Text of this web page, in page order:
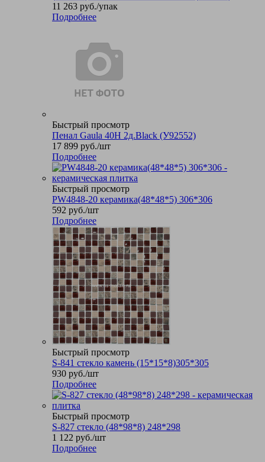
11 263 руб./упак
Подробнее
Быстрый просмотр
Пенал Gaula 40Н 2д.Black (У92552)
17 899 руб./шт
Подробнее
Быстрый просмотр
PW4848-20 керамика(48*48*5) 306*306
592 руб./шт
Подробнее
Быстрый просмотр
S-841 стекло камень (15*15*8)305*305
930 руб./шт
Подробнее
Быстрый просмотр
S-827 стекло (48*98*8) 248*298
1 122 руб./шт
Подробнее